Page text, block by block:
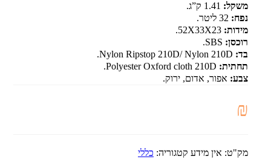
משקל:1.41 ק”ג.
נפח:32 ליטר.
מידות:52X33X23.
רוכסן:SBS.
בד:Nylon Ripstop 210D/ Nylon 210D.
תחתית:Polyester Oxford cloth 210D.
צבע:אפור, אדום, ירוק.
₪
מק"ט:אין מידע קטגוריה:כללי